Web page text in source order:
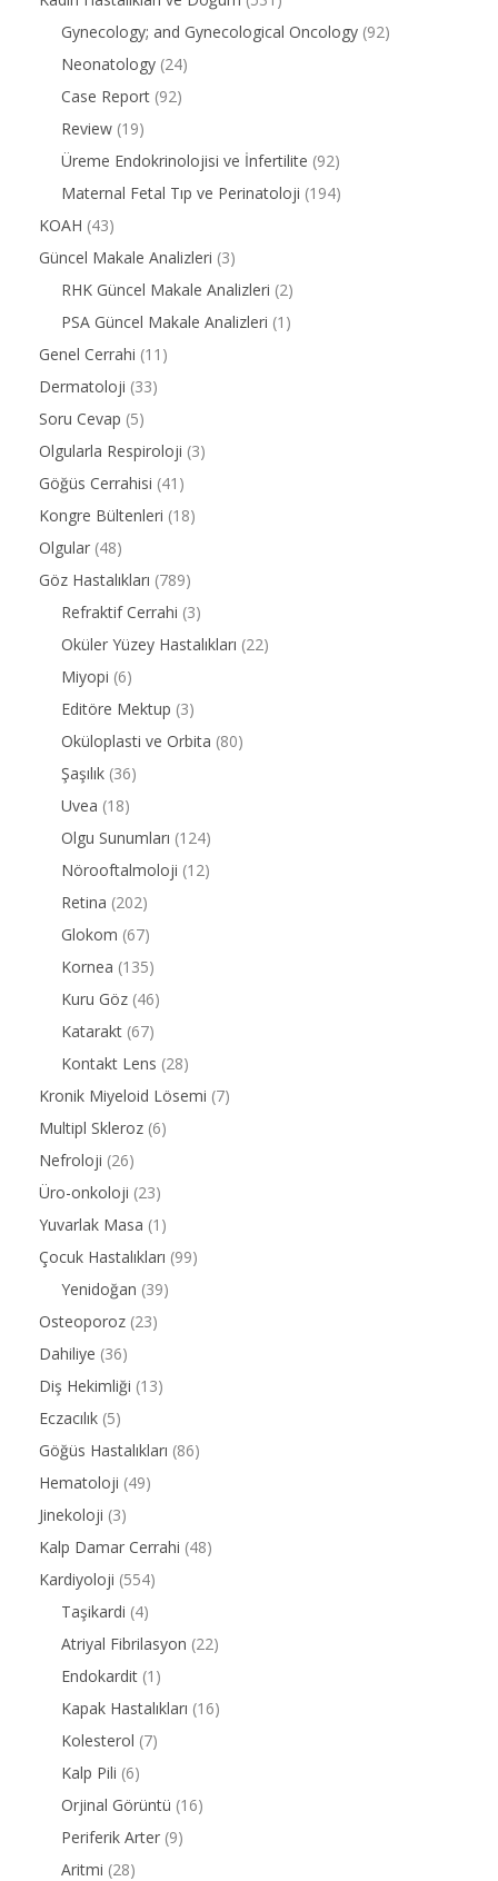
Gynecology; and Gynecological Oncology (92)
Neonatology (24)
Case Report (92)
Review (19)
Üreme Endokrinolojisi ve İnfertilite (92)
Maternal Fetal Tıp ve Perinatoloji (194)
KOAH (43)
Güncel Makale Analizleri (3)
RHK Güncel Makale Analizleri (2)
PSA Güncel Makale Analizleri (1)
Genel Cerrahi (11)
Dermatoloji (33)
Soru Cevap (5)
Olgularla Respiroloji (3)
Göğüs Cerrahisi (41)
Kongre Bültenleri (18)
Olgular (48)
Göz Hastalıkları (789)
Refraktif Cerrahi (3)
Oküler Yüzey Hastalıkları (22)
Miyopi (6)
Editöre Mektup (3)
Oküloplasti ve Orbita (80)
Şaşılık (36)
Uvea (18)
Olgu Sunumları (124)
Nörooftalmoloji (12)
Retina (202)
Glokom (67)
Kornea (135)
Kuru Göz (46)
Katarakt (67)
Kontakt Lens (28)
Kronik Miyeloid Lösemi (7)
Multipl Skleroz (6)
Nefroloji (26)
Üro-onkoloji (23)
Yuvarlak Masa (1)
Çocuk Hastalıkları (99)
Yenidoğan (39)
Osteoporoz (23)
Dahiliye (36)
Diş Hekimliği (13)
Eczacılık (5)
Göğüs Hastalıkları (86)
Hematoloji (49)
Jinekoloji (3)
Kalp Damar Cerrahi (48)
Kardiyoloji (554)
Taşikardi (4)
Atriyal Fibrilasyon (22)
Endokardit (1)
Kapak Hastalıkları (16)
Kolesterol (7)
Kalp Pili (6)
Orjinal Görüntü (16)
Periferik Arter (9)
Aritmi (28)